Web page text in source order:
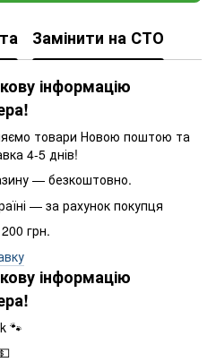
Замінити на СТО
інформацію
товари Новою поштою та
4-5 днів!
— безкоштовно.
— за рахунок покупця
грн.
інформацію
🐾